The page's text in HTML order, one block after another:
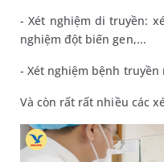
- Xét nghiệm di truyền:
nghiệm đột biến gen,...
- Xét nghiệm bệnh truyền
Và còn rất rất nhiều các